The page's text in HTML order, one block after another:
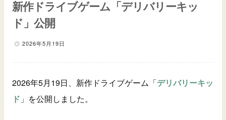
新作ドライブゲーム「デリバリーキッ
ド」公開
2026年5月19日
2026年5月19日、新作ドライブゲーム「デリバリーキッ
ド 」を公開しました。